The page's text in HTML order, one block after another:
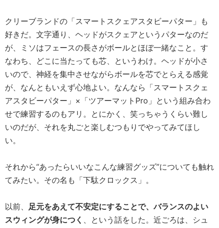
クリーブランドの「スマートスクェアスタビーパター」も
好きだ。文字通り、ヘッドがスクェアというパターなのだ
が、ミソはフェースの長さがボールとほぼ一緒なこと。す
なわち、どこに当たっても芯、というわけ。ヘッドが小さ
いので、神経を集中させながらボールを芯でとらえる感覚
が、なんともいえず心地よい。なんなら「スマートスクェ
アスタビーパター」×「ツアーマットPro」という組み合わ
せで練習するのもアリ。とにかく、笑っちゃうくらい難し
いのだが、それを丸ごと楽しむつもりでやってみてほし
い。
それから“あったらいいなこんな練習グッズ”についても触れ
てみたい。その名も「下駄クロックス」。
以前、 足元をあえて不安定にすることで、バランスのよい
スウィングが身につく 、という話をした。近ごろは、シュ